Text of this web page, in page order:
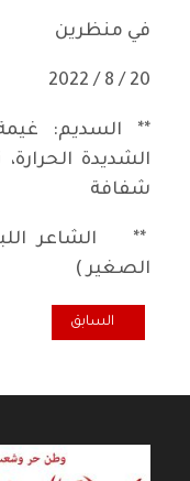
في منظرين
20 / 8 / 2022
** السديم:
الشديدة
شفافة
** الشاعر
الصغير )
المقال السابق:
السابق